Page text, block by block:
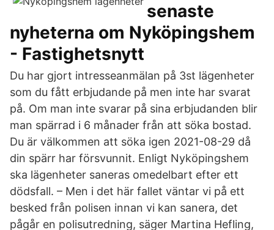
senaste
nyheterna om Nyköpingshem
- Fastighetsnytt
Du har gjort intresseanmälan på 3st lägenheter
som du fått erbjudande på men inte har svarat
på. Om man inte svarar på sina erbjudanden blir
man spärrad i 6 månader från att söka bostad.
Du är välkommen att söka igen 2021-08-29 då
din spärr har försvunnit. Enligt Nyköpingshem
ska lägenheter saneras omedelbart efter ett
dödsfall. – Men i det här fallet väntar vi på ett
besked från polisen innan vi kan sanera, det
pågår en polisutredning, säger Martina Hefling,